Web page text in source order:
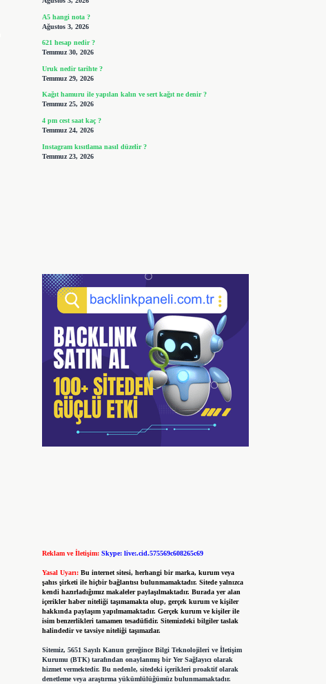
A5 hangi nota ?
Ağustos 3, 2026
621 hesap nedir ?
Temmuz 30, 2026
Uruk nedir tarihte ?
Temmuz 29, 2026
Kağıt hamuru ile yapılan kalın ve sert kağıt ne denir ?
Temmuz 25, 2026
4 pm cest saat kaç ?
Temmuz 24, 2026
Instagram kısıtlama nasıl düzelir ?
Temmuz 23, 2026
Reklam ve İletişim: Skype: live:.cid.575569c608265c69
Yasal Uyarı: Bu internet sitesi, herhangi bir marka, kurum veya
şahıs şirketi ile hiçbir bağlantısı bulunmamaktadır. Sitede yalnızca
kendi hazırladığımız makaleler paylaşılmaktadır. Burada yer alan
içerikler haber niteliği taşımamakta olup, gerçek kurum ve kişiler
hakkında paylaşım yapılmamaktadır. Gerçek kurum ve kişiler ile
isim benzerlikleri tamamen tesadüfidir. Sitemizdeki bilgiler taslak
halindedir ve tavsiye niteliği taşımazlar.
Sitemiz, 5651 Sayılı Kanun gereğince Bilgi Teknolojileri ve İletişim
Kurumu (BTK) tarafından onaylanmış bir Yer Sağlayıcı olarak
hizmet vermektedir. Bu nedenle, sitedeki içerikleri proaktif olarak
denetleme veya araştırma yükümlülüğümüz bulunmamaktadır.